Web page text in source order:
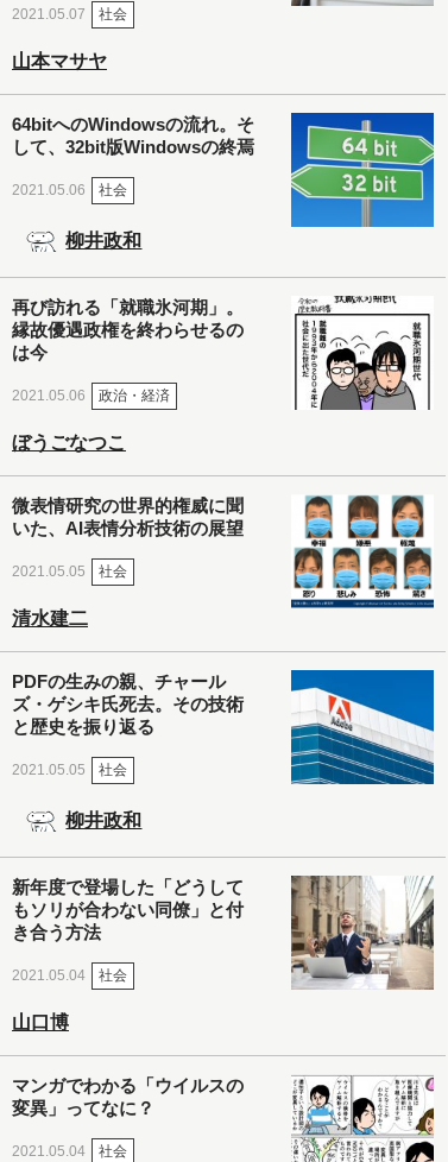
2021.05.07 社会
山本マサヤ
64bitへのWindowsの流れ。そ
して、32bit版Windowsの終焉
2021.05.06 社会
柳井政和
再び訪れる「就職氷河期」。
縁故優遇政権を終わらせるの
は今
2021.05.06 政治・経済
ぼうごなつこ
微表情研究の世界的権威に聞
いた、AI表情分析技術の展望
2021.05.05 社会
清水建二
PDFの生みの親、チャール
ズ・ゲシキ氏死去。その技術
と歴史を振り返る
2021.05.05 社会
柳井政和
新年度で登場した「どうして
もソリが合わない同僚」と付
き合う方法
2021.05.04 社会
山口博
マンガでわかる「ウイルスの
変異」ってなに？
2021.05.04 社会